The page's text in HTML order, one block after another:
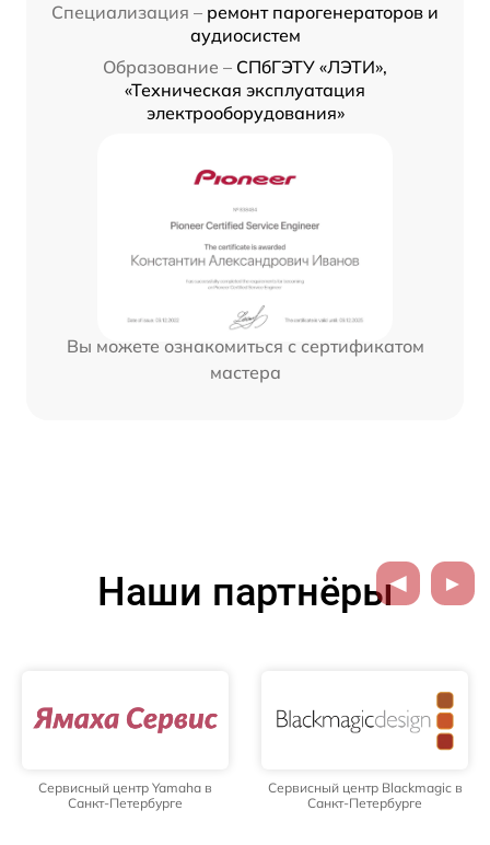
Специализация – ремонт парогенераторов и
аудиосистем
Образование – СПбГЭТУ «ЛЭТИ»,
«Техническая эксплуатация
электрооборудования»
Вы можете ознакомиться с сертификатом
мастера
Наши партнёры
Сервисный центр Yamaha в
Санкт-Петербурге
Сервисный центр Blackmagic в
Санкт-Петербурге